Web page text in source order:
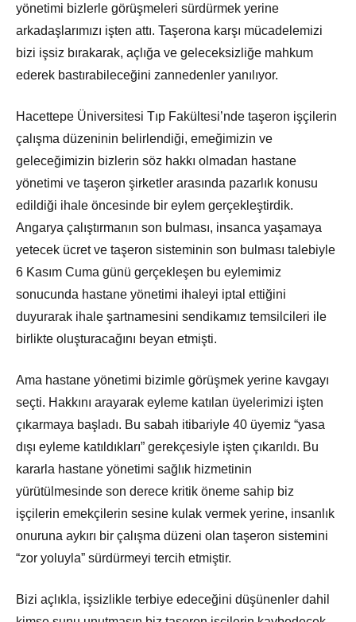
yönetimi bizlerle görüşmeleri sürdürmek yerine
arkadaşlarımızı işten attı. Taşerona karşı mücadelemizi
bizi işsiz bırakarak, açlığa ve geleceksizliğe mahkum
ederek bastırabileceğini zannedenler yanılıyor.
Hacettepe Üniversitesi Tıp Fakültesi’nde taşeron işçilerin
çalışma düzeninin belirlendiği, emeğimizin ve
geleceğimizin bizlerin söz hakkı olmadan hastane
yönetimi ve taşeron şirketler arasında pazarlık konusu
edildiği ihale öncesinde bir eylem gerçekleştirdik.
Angarya çalıştırmanın son bulması, insanca yaşamaya
yetecek ücret ve taşeron sisteminin son bulması talebiyle
6 Kasım Cuma günü gerçekleşen bu eylemimiz
sonucunda hastane yönetimi ihaleyi iptal ettiğini
duyurarak ihale şartnamesini sendikamız temsilcileri ile
birlikte oluşturacağını beyan etmişti.
Ama hastane yönetimi bizimle görüşmek yerine kavgayı
seçti. Hakkını arayarak eyleme katılan üyelerimizi işten
çıkarmaya başladı. Bu sabah itibariyle 40 üyemiz “yasa
dışı eyleme katıldıkları” gerekçesiyle işten çıkarıldı. Bu
kararla hastane yönetimi sağlık hizmetinin
yürütülmesinde son derece kritik öneme sahip biz
işçilerin emekçilerin sesine kulak vermek yerine, insanlık
onuruna aykırı bir çalışma düzeni olan taşeron sistemini
“zor yoluyla” sürdürmeyi tercih etmiştir.
Bizi açlıkla, işsizlikle terbiye edeceğini düşünenler dahil